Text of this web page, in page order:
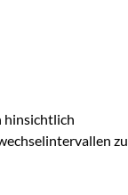
hinsichtlich